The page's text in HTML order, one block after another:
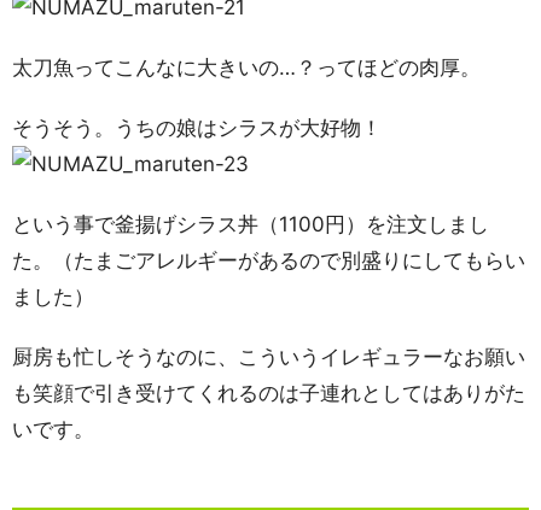
太刀魚ってこんなに大きいの…？ってほどの肉厚。
そうそう。うちの娘はシラスが大好物！
という事で釜揚げシラス丼（1100円）を注文しまし
た。（たまごアレルギーがあるので別盛りにしてもらい
ました）
厨房も忙しそうなのに、こういうイレギュラーなお願い
も笑顔で引き受けてくれるのは子連れとしてはありがた
いです。